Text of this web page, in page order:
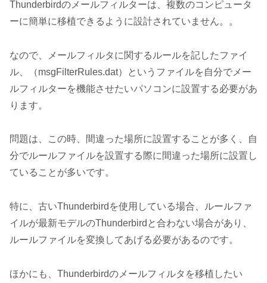
Thunderbirdのメールフィルターは、複数のコンピュータ
ーに簡単に移植できるように設計されていません。。
なので、メールフィルタに関するルールを記したファイ
ル、（msgFilterRules.dat）というファイルを自分でメー
ルフィルターを機能させたいパソコンに設置する必要があ
ります。
問題は、この時、間違った場所に設置することが多く、自
分でルールファイルを設置する際に間違った場所に設置し
ていることが多いです。
特に、古いThunderbirdを使用している場合、ルールファ
イルが最新モデルのThunderbirdと合わない場合があり、
ルールファイルを変換してあげる必要があるのです。
ほかにも、Thunderbirdのメールフィルタを移植したい